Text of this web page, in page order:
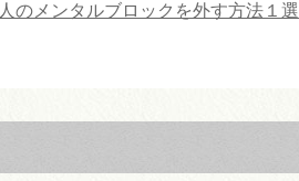
のメンタルブロックを外す方法１選